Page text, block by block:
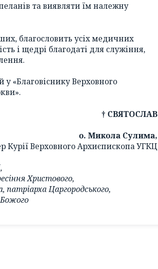
та виявляти їм належну
благословить усіх медичних
і щедрі благодаті для служіння,
«Благовіснику Верховного
† СВЯТОСЛАВ
о. Микола Сулима,
Курії Верховного Архиєпископа УГКЦ
Христового,
Царгородського,